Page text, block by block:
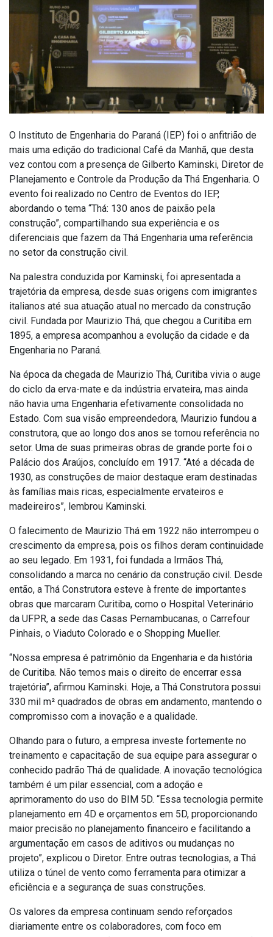
O Instituto de Engenharia do Paraná (IEP) foi o anfitrião de
mais uma edição do tradicional Café da Manhã, que desta
vez contou com a presença de Gilberto Kaminski, Diretor de
Planejamento e Controle da Produção da Thá Engenharia. O
evento foi realizado no Centro de Eventos do IEP,
abordando o tema “Thá: 130 anos de paixão pela
construção”, compartilhando sua experiência e os
diferenciais que fazem da Thá Engenharia uma referência
no setor da construção civil.
Na palestra conduzida por Kaminski, foi apresentada a
trajetória da empresa, desde suas origens com imigrantes
italianos até sua atuação atual no mercado da construção
civil. Fundada por Maurizio Thá, que chegou a Curitiba em
1895, a empresa acompanhou a evolução da cidade e da
Engenharia no Paraná.
Na época da chegada de Maurizio Thá, Curitiba vivia o auge
do ciclo da erva-mate e da indústria ervateira, mas ainda
não havia uma Engenharia efetivamente consolidada no
Estado. Com sua visão empreendedora, Maurizio fundou a
construtora, que ao longo dos anos se tornou referência no
setor. Uma de suas primeiras obras de grande porte foi o
Palácio dos Araújos, concluído em 1917. “Até a década de
1930, as construções de maior destaque eram destinadas
às famílias mais ricas, especialmente ervateiros e
madeireiros”, lembrou Kaminski.
O falecimento de Maurizio Thá em 1922 não interrompeu o
crescimento da empresa, pois os filhos deram continuidade
ao seu legado. Em 1931, foi fundada a Irmãos Thá,
consolidando a marca no cenário da construção civil. Desde
então, a Thá Construtora esteve à frente de importantes
obras que marcaram Curitiba, como o Hospital Veterinário
da UFPR, a sede das Casas Pernambucanas, o Carrefour
Pinhais, o Viaduto Colorado e o Shopping Mueller.
“Nossa empresa é patrimônio da Engenharia e da história
de Curitiba. Não temos mais o direito de encerrar essa
trajetória”, afirmou Kaminski. Hoje, a Thá Construtora possui
330 mil m² quadrados de obras em andamento, mantendo o
compromisso com a inovação e a qualidade.
Olhando para o futuro, a empresa investe fortemente no
treinamento e capacitação de sua equipe para assegurar o
conhecido padrão Thá de qualidade. A inovação tecnológica
também é um pilar essencial, com a adoção e
aprimoramento do uso do BIM 5D. “Essa tecnologia permite
planejamento em 4D e orçamentos em 5D, proporcionando
maior precisão no planejamento financeiro e facilitando a
argumentação em casos de aditivos ou mudanças no
projeto”, explicou o Diretor. Entre outras tecnologias, a Thá
utiliza o túnel de vento como ferramenta para otimizar a
eficiência e a segurança de suas construções.
Os valores da empresa continuam sendo reforçados
diariamente entre os colaboradores, com foco em